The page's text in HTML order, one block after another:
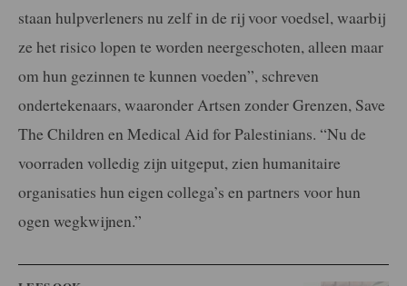
staan hulpverleners nu zelf in de rij voor voedsel, waarbij
ze het risico lopen te worden neergeschoten, alleen maar
om hun gezinnen te kunnen voeden”, schreven
ondertekenaars, waaronder Artsen zonder Grenzen, Save
The Children en Medical Aid for Palestinians. “Nu de
voorraden volledig zijn uitgeput, zien humanitaire
organisaties hun eigen collega’s en partners voor hun
ogen wegkwijnen.”